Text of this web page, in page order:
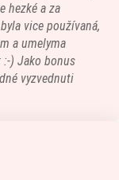
hezké a za
vice používaná,
a umelyma
:-) Jako bonus
vyzvednuti